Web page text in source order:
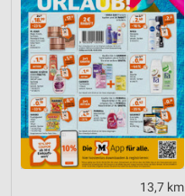
13,7 km
Werbung